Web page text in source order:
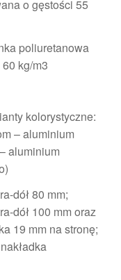
o gęstości 55
poliuretanowa
kg/m3
kolorystyczne:
– aluminium
aluminium
dół 80 mm;
dół 100 mm oraz
19 mm na stronę;